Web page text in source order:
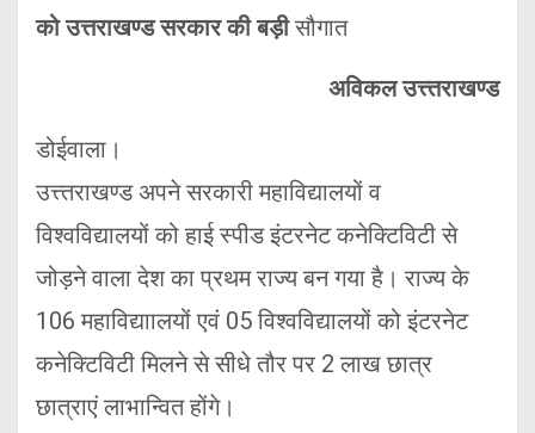
को उत्तराखण्ड सरकार की बड़ीसौगात
अविकल उत्त्तराखण्ड
डोईवाला।
उत्त्तराखण्ड अपने सरकारी महाविद्यालयों व
विश्वविद्यालयों को हाई स्पीड इंटरनेट कनेक्टिविटी से
जोड़ने वाला देश का प्रथम राज्य बन गया है। राज्य के
106 महाविद्याालयों एवं 05 विश्वविद्यालयों को इंटरनेट
कनेक्टिविटी मिलने से सीधे तौर पर 2 लाख छात्र
छात्राएं लाभान्वित होंगे।